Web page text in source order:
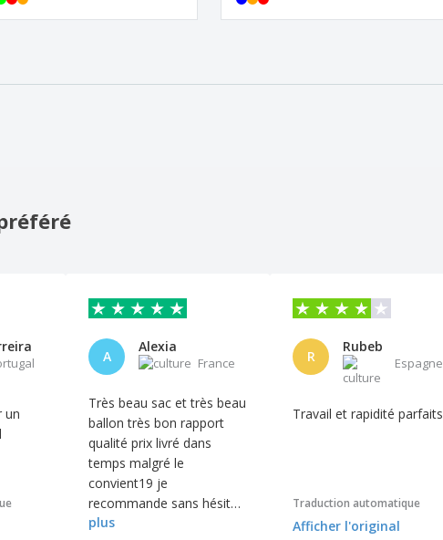
un
A
Alexia
France
Très beau sac et très beau
ballon très bon rapport
qualité prix livré dans
temps malgré le
convient19 je
recommande sans hésiter
le site au top
plus
R
Rubeb
Espagne
Travail et rapidité parfaits
Traduction automatique
Afficher l'original